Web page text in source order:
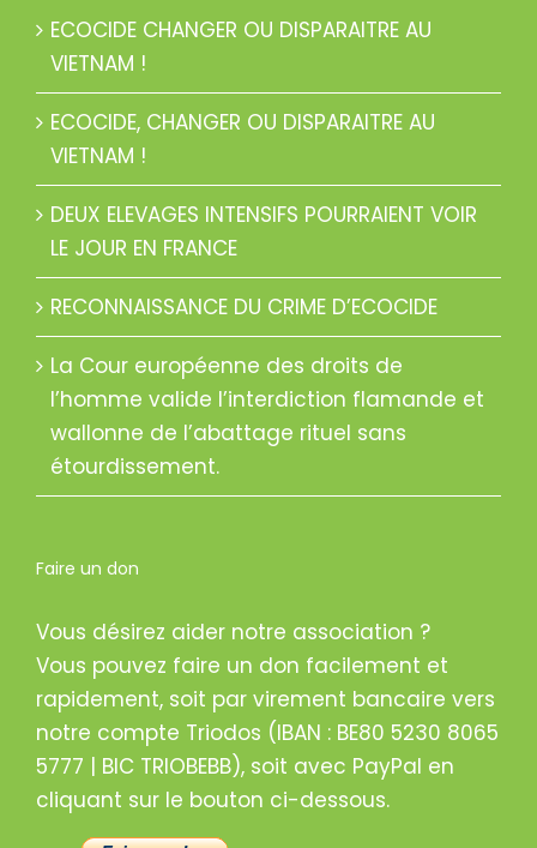
ECOCIDE CHANGER OU DISPARAITRE AU
VIETNAM !
ECOCIDE, CHANGER OU DISPARAITRE AU
VIETNAM !
DEUX ELEVAGES INTENSIFS POURRAIENT VOIR
LE JOUR EN FRANCE
RECONNAISSANCE DU CRIME D’ECOCIDE
La Cour européenne des droits de
l’homme valide l’interdiction flamande et
wallonne de l’abattage rituel sans
étourdissement.
Faire un don
Vous désirez aider notre association ?
Vous pouvez faire un don facilement et
rapidement, soit par virement bancaire vers
notre compte Triodos (IBAN : BE80 5230 8065
5777 | BIC TRIOBEBB), soit avec PayPal en
cliquant sur le bouton ci-dessous.